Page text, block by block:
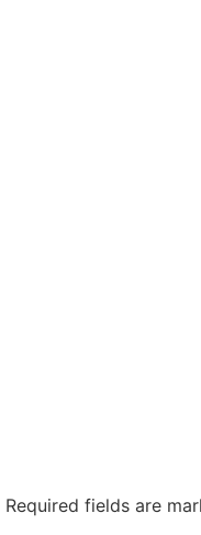
Required fields are